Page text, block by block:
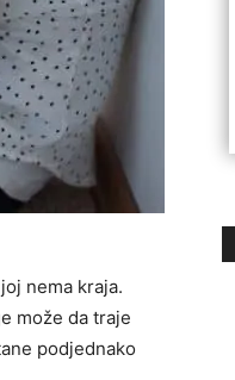
nema kraja.
može da traje
podjednako